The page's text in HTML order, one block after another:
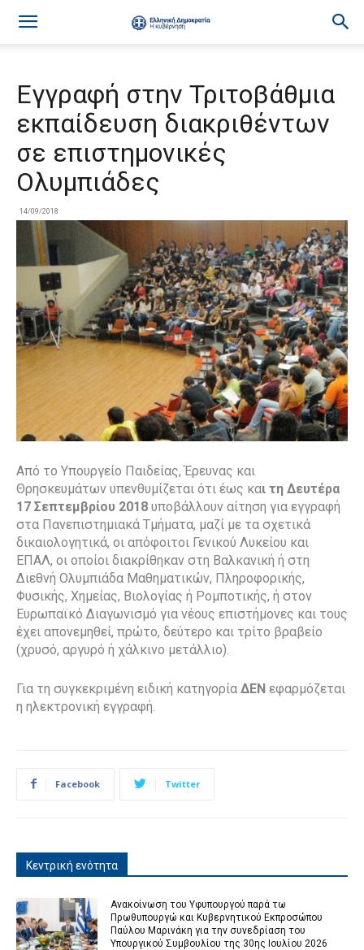
Εγγραφή στην Τριτοβάθμια
εκπαίδευση διακριθέντων
σε επιστημονικές
Ολυμπιάδες
14/09/2018
Από το Υπουργείο Παιδείας, Έρευνας και
Θρησκευμάτων υπενθυμίζεται ότι έως και τη Δευτέρα
17 Σεπτεμβρίου 2018 υποβάλλουν αίτηση για εγγραφή
στα Πανεπιστημιακά Τμήματα, μαζί με τα σχετικά
δικαιολογητικά, οι απόφοιτοι Γενικού Λυκείου και
ΕΠΑΛ, οι οποίοι διακρίθηκαν στη Βαλκανική ή στη
Διεθνή Ολυμπιάδα Μαθηματικών, Πληροφορικής,
Φυσικής, Χημείας, Βιολογίας ή Ρομποτικής, ή στον
Ευρωπαϊκό Διαγωνισμό για νέους επιστήμονες και τους
έχει απονεμηθεί, πρώτο, δεύτερο και τρίτο βραβείο
(χρυσό, αργυρό ή χάλκινο μετάλλιο).
Για τη συγκεκριμένη ειδική κατηγορία ΔΕΝ εφαρμόζεται
η ηλεκτρονική εγγραφή.
Facebook Twitter
Κεντρική ενότητα
Ανακοίνωση του Υφυπουργού παρά τω
Πρωθυπουργώ και Κυβερνητικού Εκπροσώπου
Παύλου Μαρινάκη για την συνεδρίαση του
Υπουργικού Συμβουλίου της 30ης Ιουλίου 2026